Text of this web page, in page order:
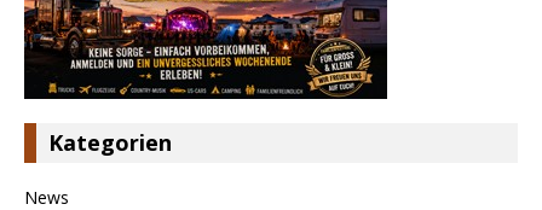
Kategorien
News